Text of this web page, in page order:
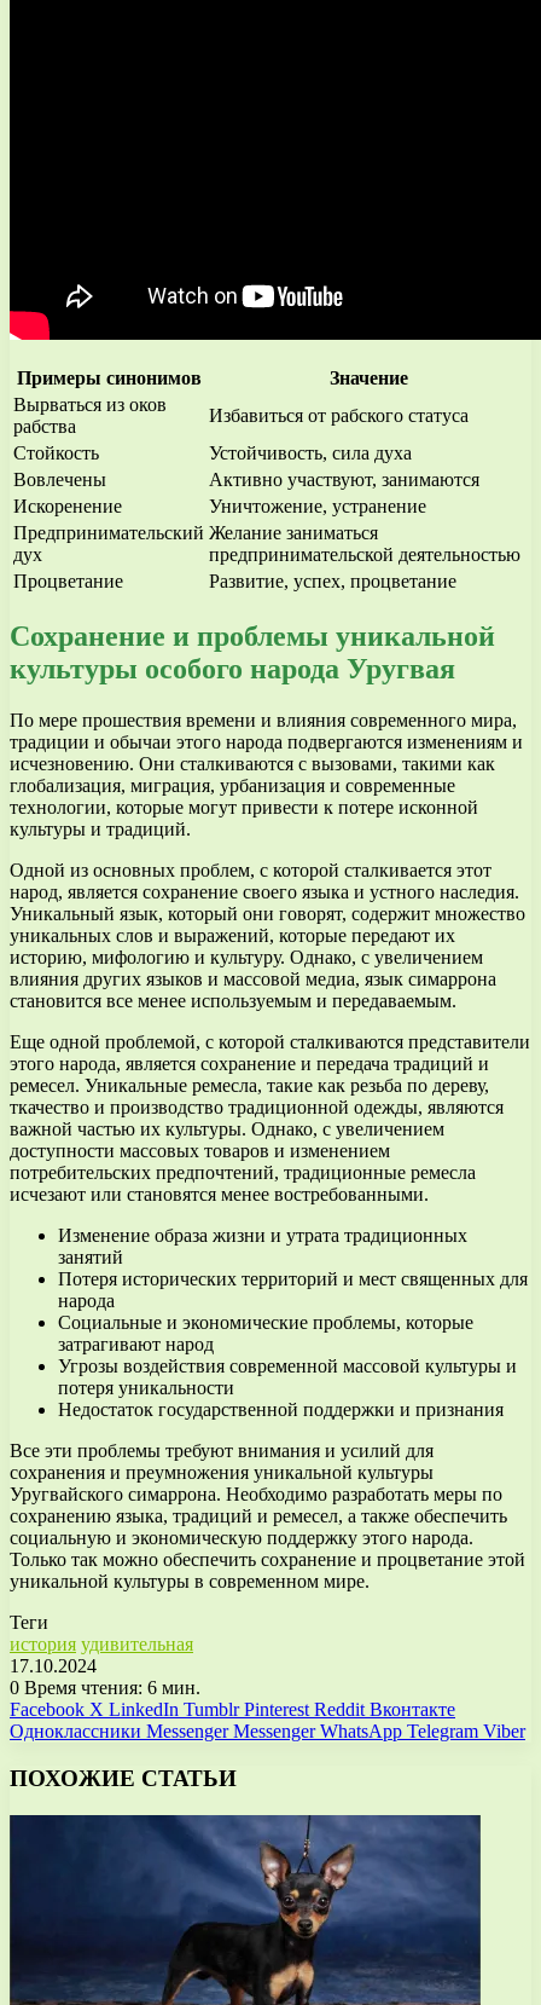
Примеры синонимов
Значение
Вырваться из оков
рабства
Избавиться от рабского статуса
Стойкость
Устойчивость, сила духа
Вовлечены
Активно участвуют, занимаются
Искоренение
Уничтожение, устранение
Предпринимательский
дух
Желание заниматься
предпринимательской деятельностью
Процветание
Развитие, успех, процветание
Сохранение и проблемы уникальной
культуры особого народа Уругвая
По мере прошествия времени и влияния современного мира,
традиции и обычаи этого народа подвергаются изменениям и
исчезновению. Они сталкиваются с вызовами, такими как
глобализация, миграция, урбанизация и современные
технологии, которые могут привести к потере исконной
культуры и традиций.
Одной из основных проблем, с которой сталкивается этот
народ, является сохранение своего языка и устного наследия.
Уникальный язык, который они говорят, содержит множество
уникальных слов и выражений, которые передают их
историю, мифологию и культуру. Однако, с увеличением
влияния других языков и массовой медиа, язык симаррона
становится все менее используемым и передаваемым.
Еще одной проблемой, с которой сталкиваются представители
этого народа, является сохранение и передача традиций и
ремесел. Уникальные ремесла, такие как резьба по дереву,
ткачество и производство традиционной одежды, являются
важной частью их культуры. Однако, с увеличением
доступности массовых товаров и изменением
потребительских предпочтений, традиционные ремесла
исчезают или становятся менее востребованными.
Изменение образа жизни и утрата традиционных
занятий
Потеря исторических территорий и мест священных для
народа
Социальные и экономические проблемы, которые
затрагивают народ
Угрозы воздействия современной массовой культуры и
потеря уникальности
Недостаток государственной поддержки и признания
Все эти проблемы требуют внимания и усилий для
сохранения и преумножения уникальной культуры
Уругвайского симаррона. Необходимо разработать меры по
сохранению языка, традиций и ремесел, а также обеспечить
социальную и экономическую поддержку этого народа.
Только так можно обеспечить сохранение и процветание этой
уникальной культуры в современном мире.
Теги
история удивительная
17.10.2024
0 Время чтения: 6 мин.
Facebook X LinkedIn Tumblr Pinterest Reddit Вконтакте
Одноклассники Messenger Messenger WhatsApp Telegram Viber
ПОХОЖИЕ СТАТЬИ